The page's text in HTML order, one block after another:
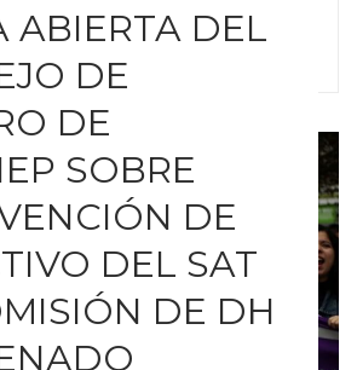
ABIERTA DEL
DE
DE
SOBRE
DE
DEL SAT
DE DH